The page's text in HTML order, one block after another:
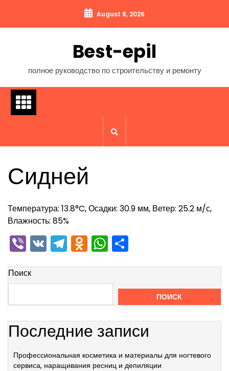
содержимому
August 8, 2026
Best-epil
полное руководство по строительству и ремонту
Сидней
Температура: 13.8°C, Осадки: 30.9 мм, Ветер: 25.2 м/с,
Влажность: 85%
Viber
VKTelegram
Odnoklassniki
WhatsApp
Поиск
ПОИСК
Последние записи
Профессиональная косметика и материалы для ногтевого
сервиса, наращивания ресниц и депиляции